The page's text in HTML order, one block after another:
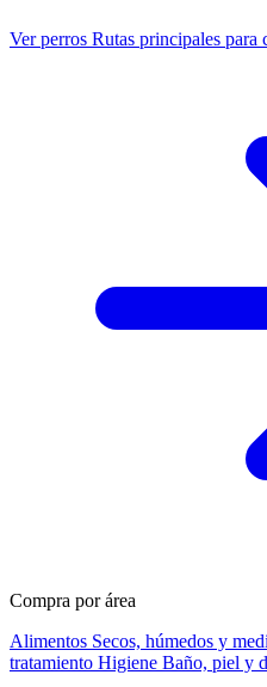
Ver perros Rutas principales para
Compra por área
Alimentos Secos, húmedos y
tratamiento Higiene Baño, piel y